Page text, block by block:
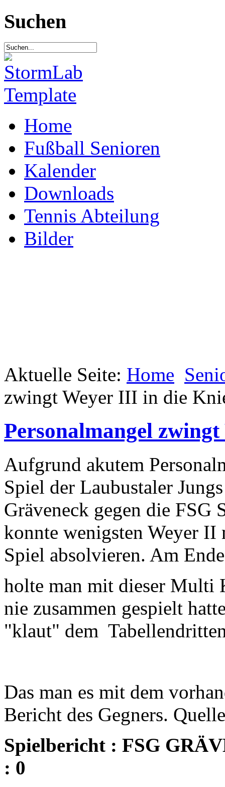
Suchen
Home
Fußball Senioren
Kalender
Downloads
Tennis Abteilung
Bilder
Aktuelle Seite: Home
zwingt Weyer III in die
Personalmangel
Aufgrund akutem
Spiel der Laubustaler
Gräveneck gegen die FSG
konnte wenigsten Weyer
Spiel absolvieren. Am Ende
holte man mit dieser Multi
nie zusammen gespielt
"klaut" dem
Das man es mit dem
Bericht des Gegners.
Spielbericht : FSG
: 0